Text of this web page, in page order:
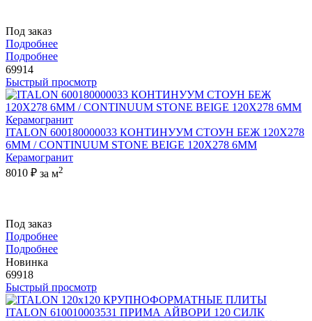
Под заказ
Подробнее
Подробнее
69914
Быстрый просмотр
ITALON 600180000033 КОНТИНУУМ СТОУН БЕЖ 120X278
6ММ / CONTINUUM STONE BEIGE 120X278 6MM
Керамогранит
8010 ₽ за м2
Под заказ
Подробнее
Подробнее
Новинка
69918
Быстрый просмотр